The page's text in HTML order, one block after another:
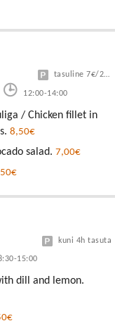
12:00-14:00
tasuline 7€/24h
/ Chicken fillet in
8,50€
salad. 7,00€
15:00
kuni 4h tasuta
dill and lemon.